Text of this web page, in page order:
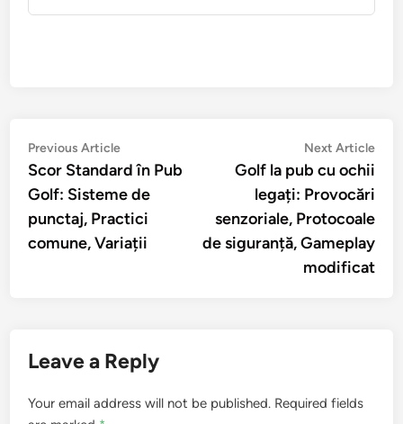
Post
navigation
Previous ArticlePrevious
article:
Scor Standard în Pub
Golf: Sisteme de
punctaj, Practici
comune, Variații
Next Article
Golf la pub cu ochii
legați: Provocări
senzoriale, Protocoale
de siguranță, Gameplay
modificat
Leave a Reply
Your email address will not be published. Required fields